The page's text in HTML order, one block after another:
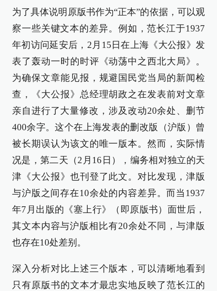
为了具体说明原版书作为“正本”的依据，可以观
察一些关键文本的差异。例如，范长江于1937
年初访问延安后，2月15日在上海《大公报》发
表了轰动一时的时评《动荡中之西北大局》。
为确保文章能见报，规避国民党当局的新闻检
查，《大公报》总经理胡政之在发表前对文章
亲自进行了大量修改，涉及改动20余处、删节
400余字。这个在上海发表的删改版（沪版）曾
被长期误认为该文的唯一版本。然而，实际情
况是，第二天（2月16日），编务相对独立的天
津《大公报》也刊登了此文。对比发现，津版
与沪版之间存在10余处的内容差异。而当1937
年7月出版的《塞上行》（即原版书）面世后，
其文本内容与沪版相比有20余处不同，与津版
也存在10处差别。
深入分析对比上述三个版本，可以清晰地看到
只有原版书的文本才最忠实地反映了范长江的